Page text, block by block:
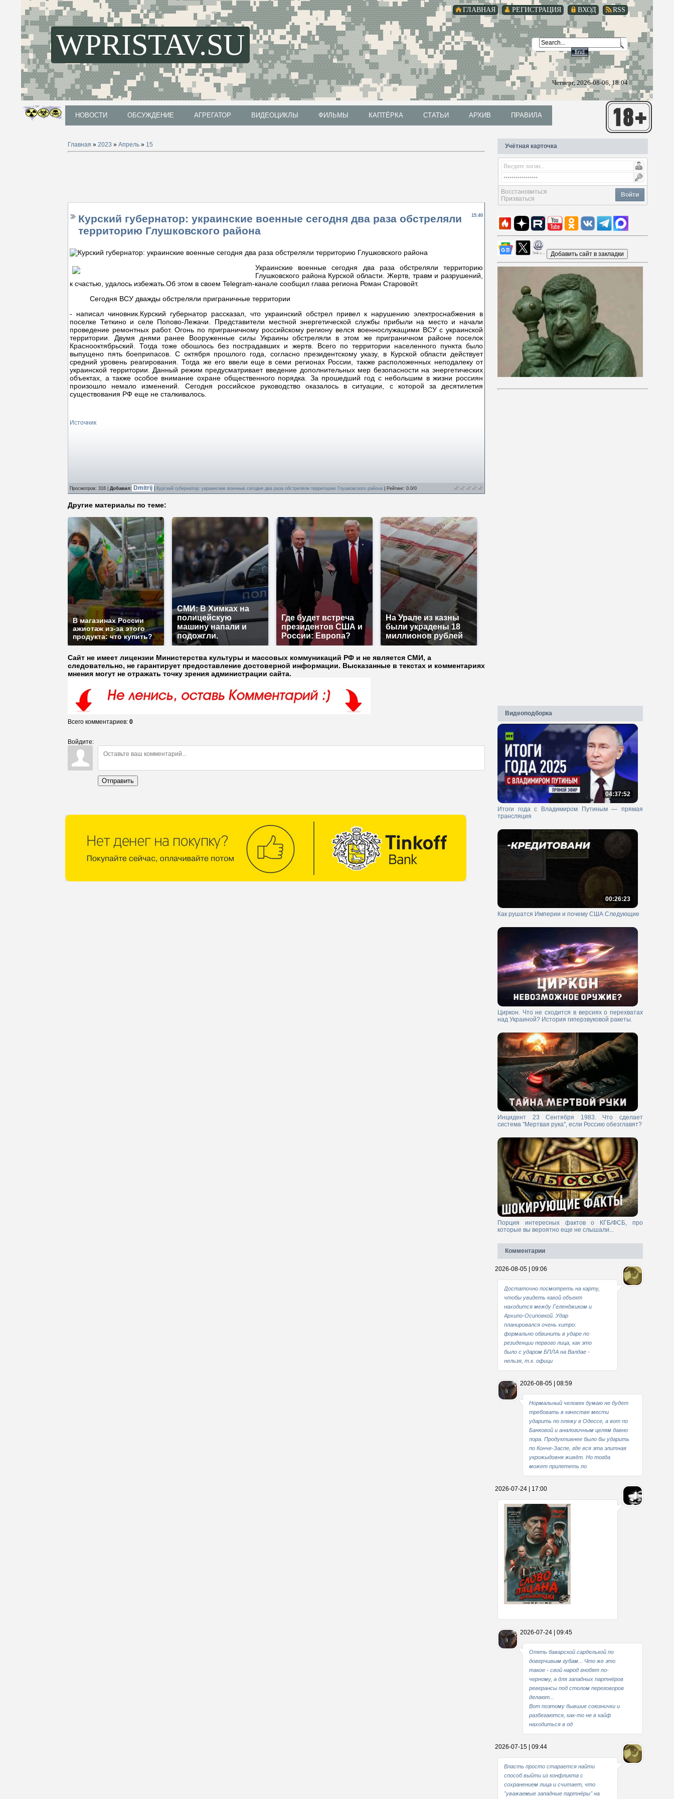
RSS
ВХОД
РЕГИСТРАЦИЯ
ГЛАВНАЯ
WPRISTAV.SU
Четверг, 2026-08-06, 18:04
НОВОСТИ ОБСУЖДЕНИЕ АГРЕГАТОР ВИДЕОЦИКЛЫ ФИЛЬМЫ КАПТЁРКА СТАТЬИ АРХИВ ПРАВИЛА
Главная » 2023 » Апрель » 15
15:40
Курский губернатор: украинские военные сегодня два раза обстреляли
территорию Глушковского района
Украинские военные сегодня два раза обстреляли территорию
Глушковского района Курской области. Жертв, травм и разрушений,
к счастью, удалось избежать.Об этом в своем Telegram-канале сообщил глава региона Роман Старовойт.
Сегодня ВСУ дважды обстреляли приграничные территории
- написал чиновник.Курский губернатор рассказал, что украинский обстрел привел к нарушению электроснабжения в
поселке Теткино и селе Попово-Лежачи. Представители местной энергетической службы прибыли на место и начали
проведение ремонтных работ. Огонь по приграничному российскому региону велся военнослужащими ВСУ с украинской
территории. Двумя днями ранее Вооруженные силы Украины обстреляли в этом же приграничном районе поселок
Краснооктябрьский. Тогда тоже обошлось без пострадавших и жертв. Всего по территории населенного пункта было
выпущено пять боеприпасов. С октября прошлого года, согласно президентскому указу, в Курской области действует
средний уровень реагирования. Тогда же его ввели еще в семи регионах России, также расположенных неподалеку от
украинской территории. Данный режим предусматривает введение дополнительных мер безопасности на энергетических
объектах, а также особое внимание охране общественного порядка. За прошедший год с небольшим в жизни россиян
произошло немало изменений. Сегодня российское руководство оказалось в ситуации, с которой за десятилетия
существования РФ еще не сталкивалось.
Источник
Просмотров: 316 | Добавил: Dmitrij Курский губернатор: украинские военные сегодня два раза обстреляли территорию Глушковского района Рейтинг: 0.0/0
Другие материалы по теме:
В магазинах России
ажиотаж из-за этого
продукта: что купить?
СМИ: В Химках на
полицейскую
машину напали и
подожгли.
Где будет встреча
президентов США и
России: Европа?
На Урале из казны
были украдены 18
миллионов рублей
Сайт не имеет лицензии Министерства культуры и массовых коммуникаций РФ и не является СМИ, а
следовательно, не гарантирует предоставление достоверной информации. Высказанные в текстах и комментариях
мнения могут не отражать точку зрения администрации сайта.
Всего комментариев: 0
Войдите:
Отправить
Учётная карточка
Войти
Восстановиться
Призваться
Видеоподборка
04:37:52
Итоги года с Владимиром Путиным — прямая
трансляция
00:26:23
Как рушатся Империи и почему США Следующие
Циркон. Что не сходится в версиях о перехватах
над Украиной? История гиперзвуковой ракеты.
Инцидент 23 Сентября 1983. Что сделает
система "Мертвая рука", если Россию обезглавят?
Порция интересных фактов о КГБ/ФСБ, про
которые вы вероятно еще не слышали...
Комментарии
2026-08-05 | 09:06
Достаточно посмотреть на карту,
чтобы увидеть какой объект
находится между Геленджиком и
Архипо-Осиповкой. Удар
планировался очень хитро:
формально обвинить в ударе по
резиденции первого лица, как это
было с ударом БПЛА на Валдае -
нельзя, т.к. офици
2026-08-05 | 08:59
Нормальный человек думаю не будет
требовать в качестве мести
ударить по пляжу в Одессе, а вот по
Банковой и аналогичным целям давно
пора. Продуктивнее было бы ударить
по Конче-Заспе, где вся эта элитная
укрожыдовня живёт. Но тогда
может прилететь по
2026-07-24 | 17:00
В свое время
2026-07-24 | 09:45
Опять баварской сарделькой по
доверчивым губам... Что же это
такое - свой народ гнобят по-
черному, а для западных партнёров
реверансы под столом переговоров
делают...
Вот поэтому бывшие союзнички и
разбегаются, как-то не в кайф
находиться в од
2026-07-15 | 09:44
Власть просто старается найти
способ выйти из конфликта с
сохранением лица и считает, что
"уважаемые западные партнёры" на